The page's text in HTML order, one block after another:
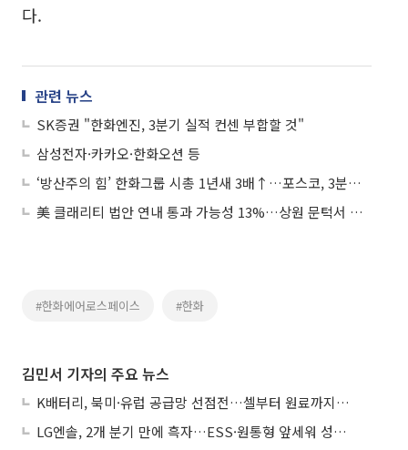
다.
관련 뉴스
SK증권 "한화엔진, 3분기 실적 컨센 부합할 것"
삼성전자·카카오·한화오션 등
‘방산주의 힘’ 한화그룹 시총 1년새 3배↑…포스코, 3분의 1 잃어
美 클래리티 법안 연내 통과 가능성 13%…상원 문턱서 제동
#한화에어로스페이스 #한화
김민서 기자의 주요 뉴스
K배터리, 북미·유럽 공급망 선점전…셀부터 원료까지 현지화
LG엔솔, 2개 분기 만에 흑자…ESS·원통형 앞세워 성장 가속